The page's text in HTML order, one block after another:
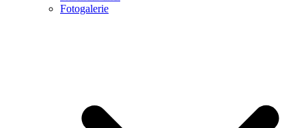
Fotogalerie